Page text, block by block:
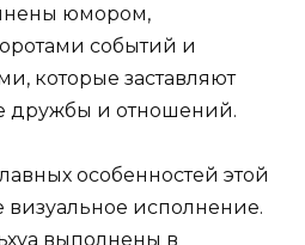
юмором,
событий и
которые заставляют
дружбы и отношений.
особенностей этой
визуальное исполнение.
выполнены в